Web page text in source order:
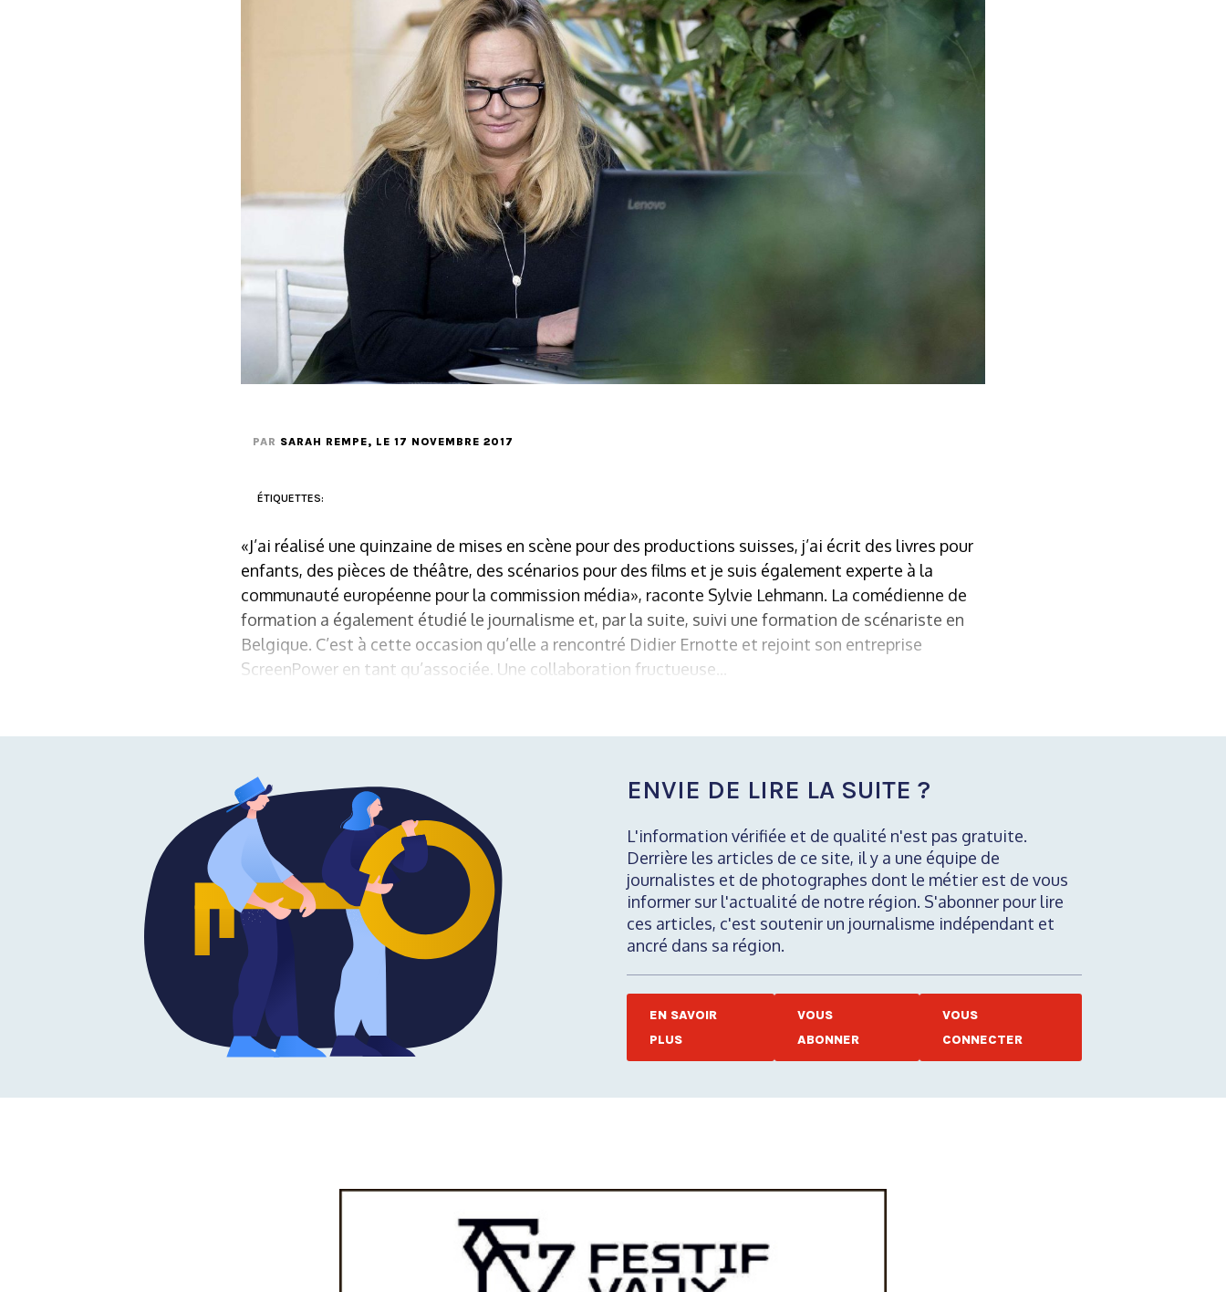
PAR SARAH REMPE, LE 17 NOVEMBRE 2017
ÉTIQUETTES:
«J’ai réalisé une quinzaine de mises en scène pour des productions suisses, j’ai écrit des livres pour
enfants, des pièces de théâtre, des scénarios pour des films et je suis également experte à la
communauté européenne pour la commission média», raconte Sylvie Lehmann. La comédienne de
formation a également étudié le journalisme et, par la suite, suivi une formation de scénariste en
Belgique. C’est à cette occasion qu’elle a rencontré Didier Ernotte et rejoint son entreprise
ScreenPower en tant qu’associée. Une collaboration fructueuse...
ENVIE DE LIRE LA SUITE ?
L'information vérifiée et de qualité n'est pas gratuite.
Derrière les articles de ce site, il y a une équipe de
journalistes et de photographes dont le métier est de vous
informer sur l'actualité de notre région. S'abonner pour lire
ces articles, c'est soutenir un journalisme indépendant et
ancré dans sa région.
EN SAVOIR
PLUS
VOUS
ABONNER
VOUS
CONNECTER